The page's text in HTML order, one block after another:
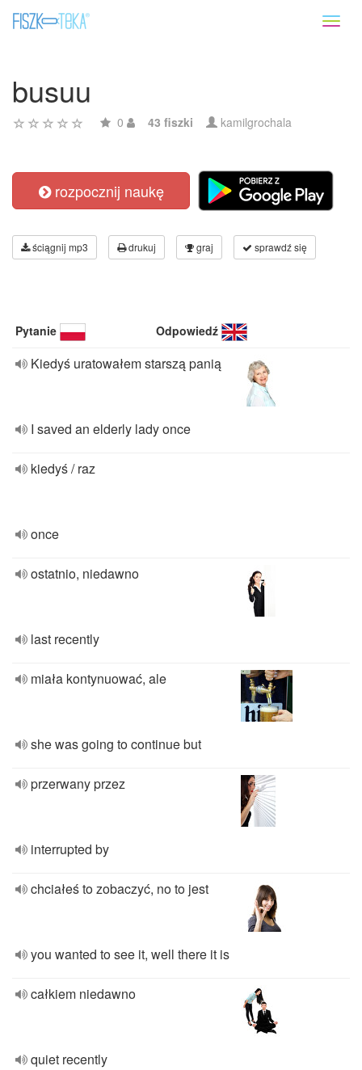
busuu
0 43 fiszki kamilgrochala
rozpocznij naukę
ściągnij mp3 drukuj graj sprawdź się
Pytanie Odpowiedź
Kiedyś uratowałem starszą panią
I saved an elderly lady once
kiedyś / raz
once
ostatnio, niedawno
last recently
miała kontynuować, ale
she was going to continue but
przerwany przez
interrupted by
chciałeś to zobaczyć, no to jest
you wanted to see it, well there it is
całkiem niedawno
quiet recently